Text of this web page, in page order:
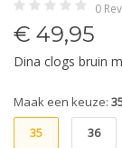
0
€ 49,95
Dina clogs bruin
Maak een keuze:
35
36